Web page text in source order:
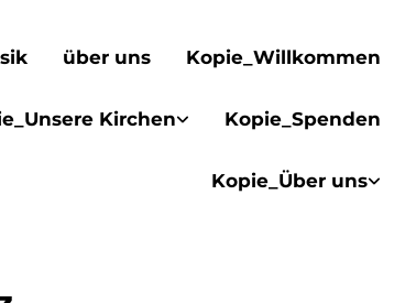
über uns Kopie_Willkommen
Kirchen Kopie_Spenden
Kopie_Über uns